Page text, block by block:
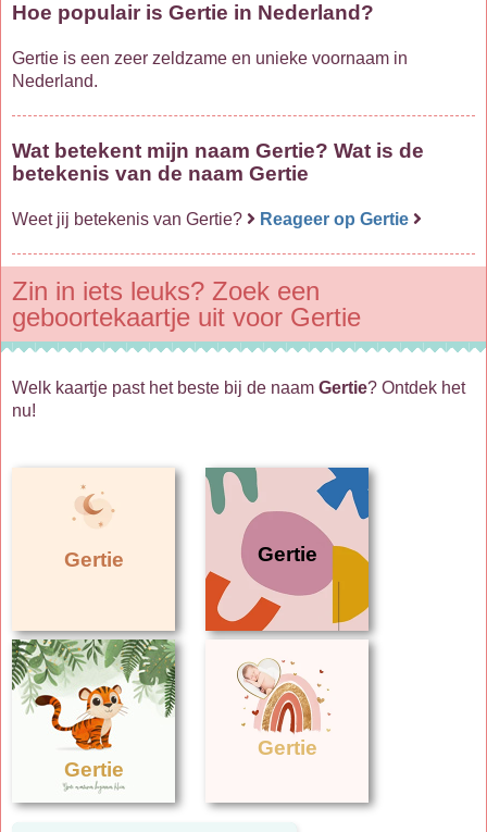
Hoe populair is Gertie in Nederland?
Gertie is een zeer zeldzame en unieke voornaam in
Nederland.
Wat betekent mijn naam Gertie? Wat is de
betekenis van de naam Gertie
Weet jij betekenis van Gertie? Reageer op Gertie
Zin in iets leuks? Zoek een
geboortekaartje uit voor Gertie
Welk kaartje past het beste bij de naam Gertie? Ontdek het
nu!
Gertie Gertie
Gertie
Gertie